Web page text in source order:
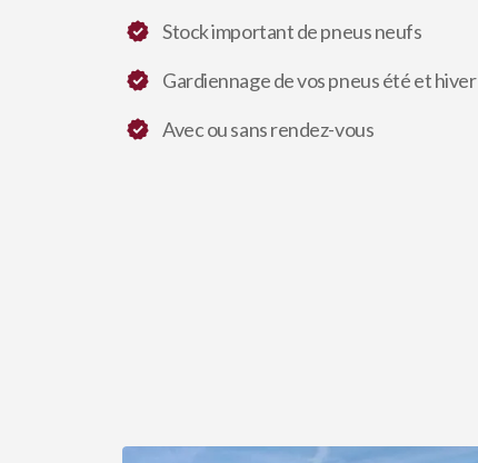
Stock important de pneus neufs
Gardiennage de vos pneus été et hiver
Avec ou sans rendez-vous